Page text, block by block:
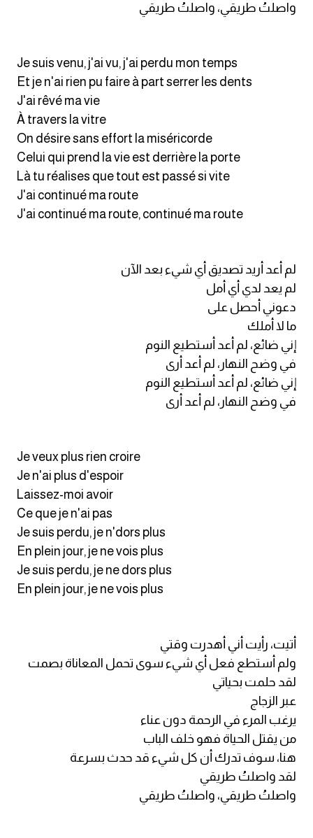
واصلتُ طريقي، واصلتُ طريقي
Je suis venu, j'ai vu, j'ai perdu mon temps
Et je n'ai rien pu faire à part serrer les dents
J'ai rêvé ma vie
À travers la vitre
On désire sans effort la miséricorde
Celui qui prend la vie est derrière la porte
Là tu réalises que tout est passé si vite
J'ai continué ma route
J'ai continué ma route, continué ma route
لم أعد أريد تصديق أي شيء بعد الآن
لم يعد لدي أي أمل
دعوني أحصل على
ما لا أملك
إني ضائع، لم أعد أستطيع النوم
في وضح النهار، لم أعد أرى
إني ضائع، لم أعد أستطيع النوم
في وضح النهار، لم أعد أرى
Je veux plus rien croire
Je n'ai plus d'espoir
Laissez-moi avoir
Ce que je n'ai pas
Je suis perdu, je n'dors plus
En plein jour, je ne vois plus
Je suis perdu, je ne dors plus
En plein jour, je ne vois plus
أتيت، رأيت أني أهدرت وقتي
ولم أستطع فعل أي شيء سوى تحمل المعاناة بصمت
لقد حلمت بحياتي
عبر الزجاج
يرغب المرء في الرحمة دون عناء
من يقتل الحياة فهو خلف الباب
هنا، سوف تدرك أن كل شيء قد حدث بسرعة
لقد واصلتُ طريقي
واصلتُ طريقي، واصلتُ طريقي